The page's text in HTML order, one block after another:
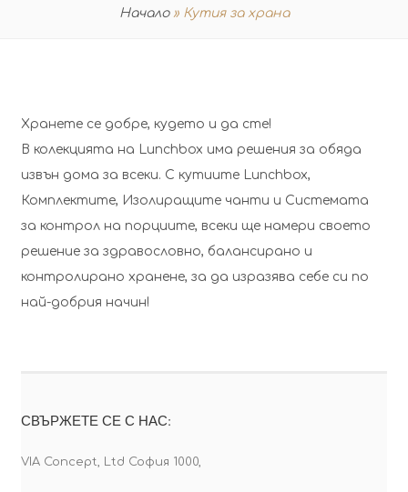
Начало » Кутия за храна
Хранете се добре, кудето и да сте!
В колекцията на Lunchbox има решения за обяда
извън дома за всеки. С кутиите Lunchbox,
Комплектите, Изолиращите чанти и Системата
за контрол на порциите, всеки ще намери своето
решение за здравословно, балансирано и
контролирано хранене, за да изразява себе си по
най-добрия начин!
СВЪРЖЕТЕ СЕ С НАС:
VIA Concept, Ltd София 1000,